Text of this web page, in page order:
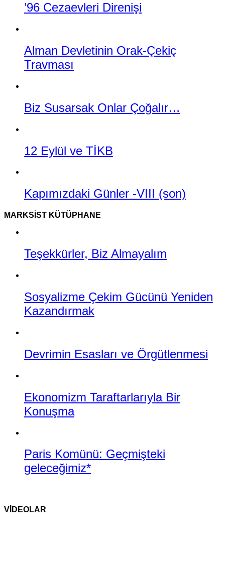
’96 Cezaevleri Direnişi
Alman Devletinin Orak-Çekiç
Travması
Biz Susarsak Onlar Çoğalır…
12 Eylül ve TİKB
Kapımızdaki Günler -VIII (son)
MARKSIST KÜTÜPHANE
Teşekkürler, Biz Almayalım
Sosyalizme Çekim Gücünü Yeniden
Kazandırmak
Devrimin Esasları ve Örgütlenmesi
Ekonomizm Taraftarlarıyla Bir
Konuşma
Paris Komünü: Geçmişteki
geleceğimiz*
VİDEOLAR